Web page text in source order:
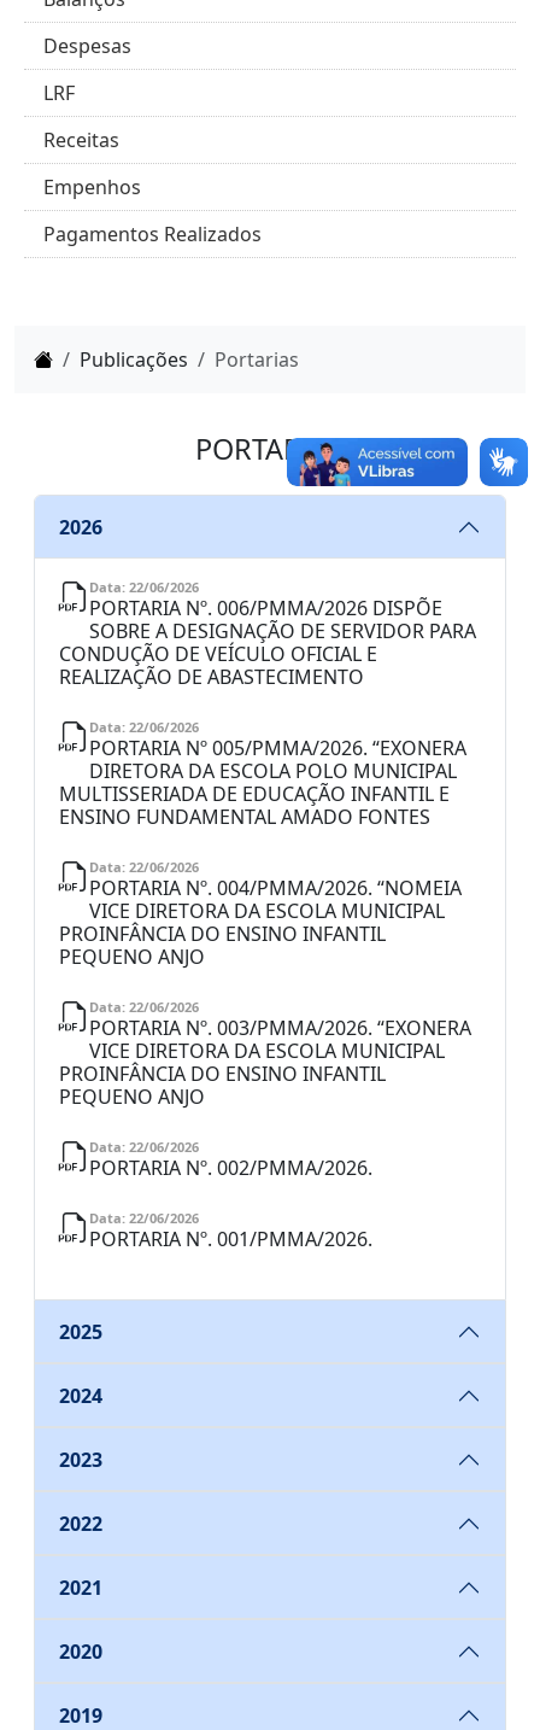
Despesas
LRF
Receitas
Empenhos
Pagamentos Realizados
HomePublicações Portarias
PORTARIAS
2026
Data: 22/06/2026
PORTARIA Nº. 006/PMMA/2026 DISPÕE
SOBRE A DESIGNAÇÃO DE SERVIDOR PARA
CONDUÇÃO DE VEÍCULO OFICIAL E
REALIZAÇÃO DE ABASTECIMENTO
Data: 22/06/2026
PORTARIA Nº 005/PMMA/2026. “EXONERA
DIRETORA DA ESCOLA POLO MUNICIPAL
MULTISSERIADA DE EDUCAÇÃO INFANTIL E
ENSINO FUNDAMENTAL AMADO FONTES
Data: 22/06/2026
PORTARIA Nº. 004/PMMA/2026. “NOMEIA
VICE DIRETORA DA ESCOLA MUNICIPAL
PROINFÂNCIA DO ENSINO INFANTIL
PEQUENO ANJO
Data: 22/06/2026
PORTARIA Nº. 003/PMMA/2026. “EXONERA
VICE DIRETORA DA ESCOLA MUNICIPAL
PROINFÂNCIA DO ENSINO INFANTIL
PEQUENO ANJO
Data: 22/06/2026
PORTARIA Nº. 002/PMMA/2026.
Data: 22/06/2026
PORTARIA Nº. 001/PMMA/2026.
2025
2024
2023
2022
2021
2020
2019